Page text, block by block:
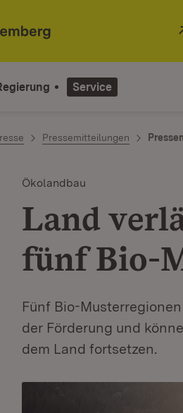
Service
Pressemitteilungen
Ökolandbau
Land
fünf Bio-
Fünf Bio-
der Förderung und
dem Land fortsetzen.